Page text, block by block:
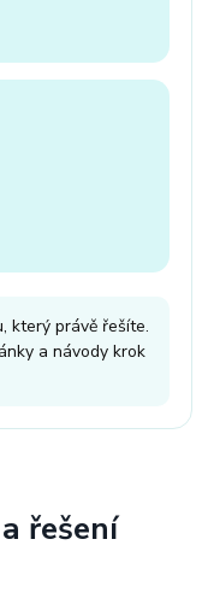
který právě řešíte.
a návody krok
řešení